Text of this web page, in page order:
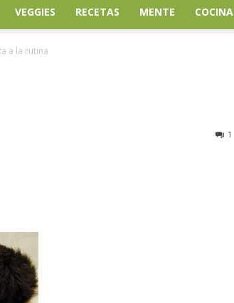
VEGGIES RECETAS MENTE COCINA
a la rutina
1